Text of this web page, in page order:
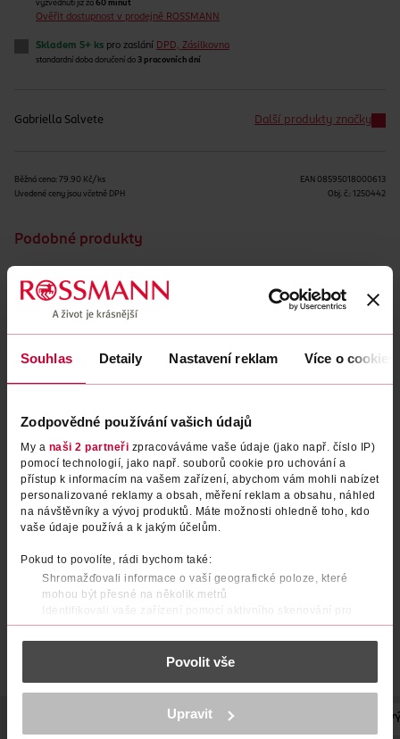
Souhlas Detaily Nastavení reklam Více o cookies
Zodpovědné používání vašich údajů
My a naši 2 partneři zpracováváme vaše údaje (jako např. číslo IP)
pomocí technologií, jako např. souborů cookie pro uchování a
přístup k informacím na vašem zařízení, abychom vám mohli nabízet
personalizované reklamy a obsah, měření reklam a obsahu, náhled
na návštěvníky a vývoj produktů. Máte možnosti ohledně toho, kdo
vaše údaje používá a k jakým účelům.
Pokud to povolíte, rádi bychom také:
Shromažďovali informace o vaší geografické poloze, které
mohou být přesné na několik metrů
Identifikovali vaše zařízení pomocí aktivního skenování pro
konkrétní charakteristiky (otisk prstu)
Zjistěte více o tom, jak zpracováváme vaše osobní údaje, a nastavte
části s podrobnostmi . Svůj souhlas můžete kdykoliv
K provozu stránek, personalizaci obsahu a reklam, funkcí sociálních
médií, analýze návštěvnosti, které mohou nést osobní údaje.
Více najdete vprohlášení o ochraně osobních údajů.
Povolit vše
Upravit
vyzvednutí již za 60 minut
Ověřit dostupnost v prodejně ROSSMANN
Skladem 5+ ks pro zaslání DPD, Zásilkovna
standardní doba doručení do 3 pracovních dní
Gabriella Salvete Další produkty značky
Běžná cena: 79.90 Kč/ks
Uvedené ceny jsou včetně DPH
EAN 08595018000613
Obj. č.: 1250442
Podobné produkty
Lak na nehty Enamel 01 Deep
Black
Gabriella Salvete 1 ks
DO KOŠÍKU
Lak na nehty UV gel 19
midnight shadow
RIVAL Loves Me
DO KOŠÍKU
SLOŽENÍ POČET